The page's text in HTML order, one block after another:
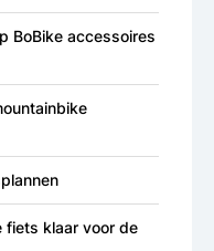
BoBike accessoires
fiets klaar voor de